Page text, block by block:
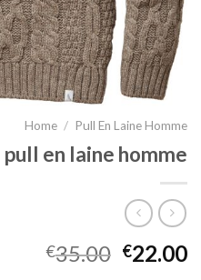
Home / Pull En Laine Homme
pull en laine homme
€35.00 €22.00